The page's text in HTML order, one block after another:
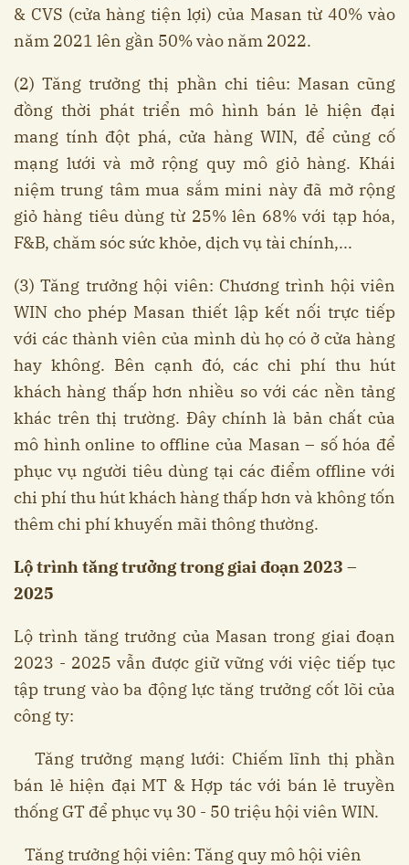
& CVS (cửa hàng tiện lợi) của Masan từ 40% vào
năm 2021 lên gần 50% vào năm 2022.
(2) Tăng trưởng thị phần chi tiêu: Masan cũng
đồng thời phát triển mô hình bán lẻ hiện đại
mang tính đột phá, cửa hàng WIN, để củng cố
mạng lưới và mở rộng quy mô giỏ hàng. Khái
niệm trung tâm mua sắm mini này đã mở rộng
giỏ hàng tiêu dùng từ 25% lên 68% với tạp hóa,
F&B, chăm sóc sức khỏe, dịch vụ tài chính,...
(3) Tăng trưởng hội viên: Chương trình hội viên
WIN cho phép Masan thiết lập kết nối trực tiếp
với các thành viên của mình dù họ có ở cửa hàng
hay không. Bên cạnh đó, các chi phí thu hút
khách hàng thấp hơn nhiều so với các nền tảng
khác trên thị trường. Đây chính là bản chất của
mô hình online to offline của Masan – số hóa để
phục vụ người tiêu dùng tại các điểm offline với
chi phí thu hút khách hàng thấp hơn và không tốn
thêm chi phí khuyến mãi thông thường.
Lộ trình tăng trưởng trong giai đoạn 2023 –
2025
Lộ trình tăng trưởng của Masan trong giai đoạn
2023 - 2025 vẫn được giữ vững với việc tiếp tục
tập trung vào ba động lực tăng trưởng cốt lõi của
công ty:
Tăng trưởng mạng lưới: Chiếm lĩnh thị phần
bán lẻ hiện đại MT & Hợp tác với bán lẻ truyền
thống GT để phục vụ 30 - 50 triệu hội viên WIN.
Tăng trưởng hội viên: Tăng quy mô hội viên